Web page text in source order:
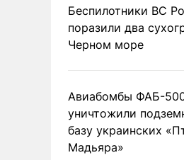
Беспилотники ВС
поразили два
Черном море
Авиабомбы ФАБ-
уничтожили
базу украинских
Мадьяра»